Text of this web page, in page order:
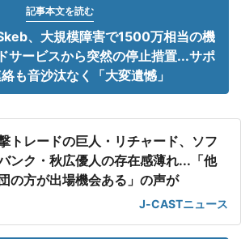
記事本文を読む
、大規模障害で1500万相当の機
ービスから突然の停止措置...サポ
も音沙汰なく「大変遺憾」
トレードの巨人・リチャード、ソフ
ンク・秋広優人の存在感薄れ...「他
の方が出場機会ある」の声が
J-CASTニュース